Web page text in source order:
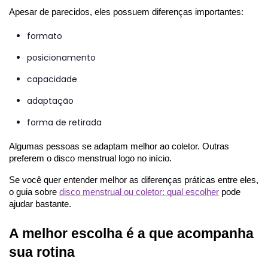
Apesar de parecidos, eles possuem diferenças importantes:
formato
posicionamento
capacidade
adaptação
forma de retirada
Algumas pessoas se adaptam melhor ao coletor. Outras
preferem o disco menstrual logo no início.
Se você quer entender melhor as diferenças práticas entre eles,
o guia sobre disco menstrual ou coletor: qual escolher pode
ajudar bastante.
A melhor escolha é a que acompanha
sua rotina